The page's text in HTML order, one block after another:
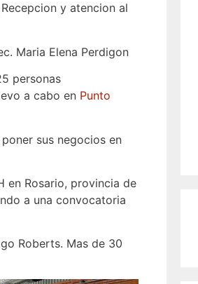
y atencion al
Maria Elena Perdigon
personas
a cabo en Punto
sus negocios en
en Rosario, provincia de
a una convocatoria
Roberts. Mas de 30